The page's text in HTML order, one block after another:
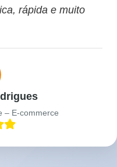
rápida e muito
– E-commerce